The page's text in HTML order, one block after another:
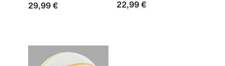
29,99 €
22,99 €